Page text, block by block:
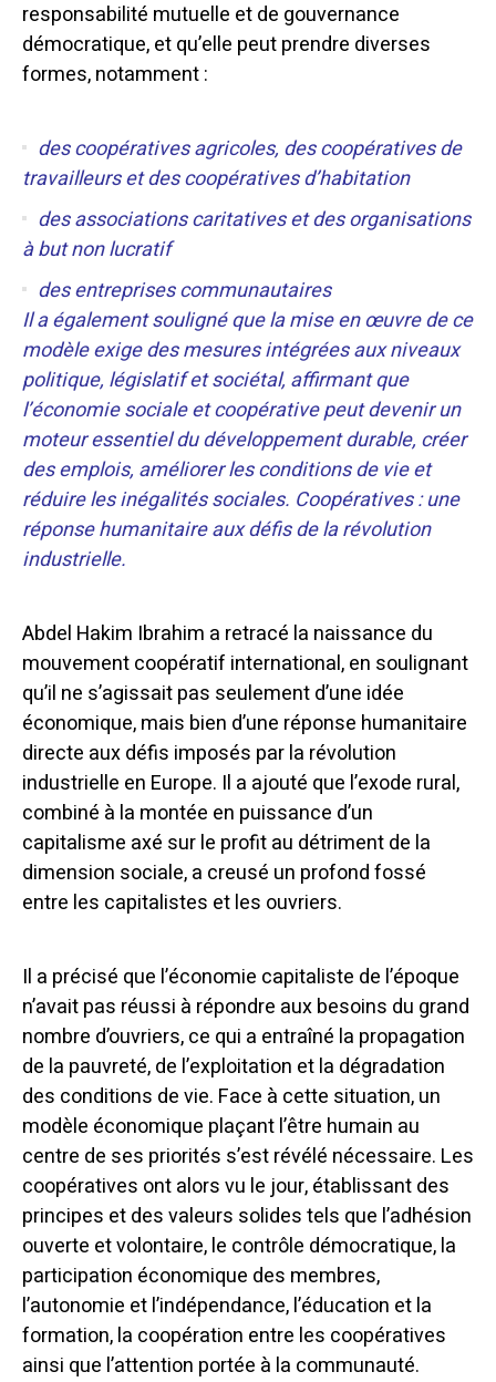
responsabilité mutuelle et de gouvernance
démocratique, et qu’elle peut prendre diverses
formes, notamment :
des coopératives agricoles, des coopératives de
travailleurs et des coopératives d’habitation
des associations caritatives et des organisations
à but non lucratif
des entreprises communautaires
Il a également souligné que la mise en œuvre de ce
modèle exige des mesures intégrées aux niveaux
politique, législatif et sociétal, affirmant que
l’économie sociale et coopérative peut devenir un
moteur essentiel du développement durable, créer
des emplois, améliorer les conditions de vie et
réduire les inégalités sociales. Coopératives : une
réponse humanitaire aux défis de la révolution
industrielle.
Abdel Hakim Ibrahim a retracé la naissance du
mouvement coopératif international, en soulignant
qu’il ne s’agissait pas seulement d’une idée
économique, mais bien d’une réponse humanitaire
directe aux défis imposés par la révolution
industrielle en Europe. Il a ajouté que l’exode rural,
combiné à la montée en puissance d’un
capitalisme axé sur le profit au détriment de la
dimension sociale, a creusé un profond fossé
entre les capitalistes et les ouvriers.
Il a précisé que l’économie capitaliste de l’époque
n’avait pas réussi à répondre aux besoins du grand
nombre d’ouvriers, ce qui a entraîné la propagation
de la pauvreté, de l’exploitation et la dégradation
des conditions de vie. Face à cette situation, un
modèle économique plaçant l’être humain au
centre de ses priorités s’est révélé nécessaire. Les
coopératives ont alors vu le jour, établissant des
principes et des valeurs solides tels que l’adhésion
ouverte et volontaire, le contrôle démocratique, la
participation économique des membres,
l’autonomie et l’indépendance, l’éducation et la
formation, la coopération entre les coopératives
ainsi que l’attention portée à la communauté.